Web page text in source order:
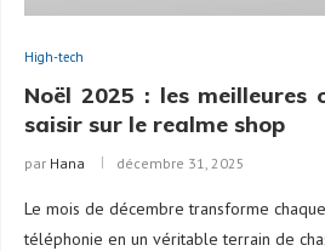
High-tech
Noël 2025 : les
saisir sur le realme shop
par Hana décembre 31, 2025
Le mois de décembre transforme
téléphonie en un véritable terrain de